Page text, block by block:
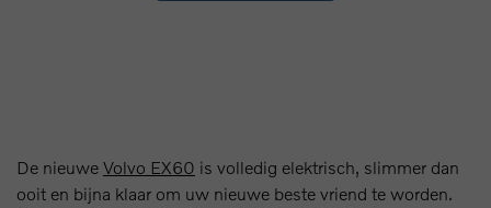
De nieuwe Volvo EX60 is volledig elektrisch, slimmer dan
ooit en bijna klaar om uw nieuwe beste vriend te worden.